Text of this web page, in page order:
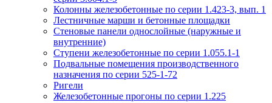
Колонны железобетонные по серии 1.423-3, вып. 1
Лестничные марши и бетонные площадки
Стеновые панели однослойные (наружные и
внутренние)
Ступени железобетонные по серии 1.055.1-1
Подвальные помещения производственного
назначения по серии 525-1-72
Ригели
Железобетонные прогоны по серии 1.225